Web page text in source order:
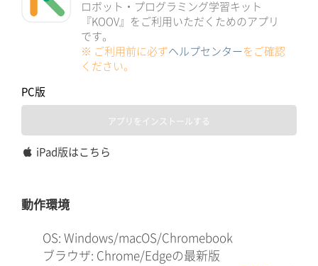
ロボット・プログラミング学習キット
『KOOV』をご利用いただくためのアプリ
です。
※ ご利用前に必ずヘルプセンター をご確認
ください。
PC版
アプリをインストールする
iPad版はこちら
動作環境
OS: Windows/macOS/Chromebook
ブラウザ: Chrome/Edgeの最新版